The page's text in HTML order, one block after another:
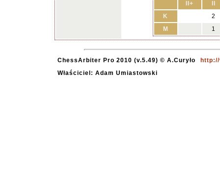
II+
K
2
M
1
ChessArbiter Pro 2010 (v.5.49) © A.Curyło
Właściciel: Adam Umiastowski